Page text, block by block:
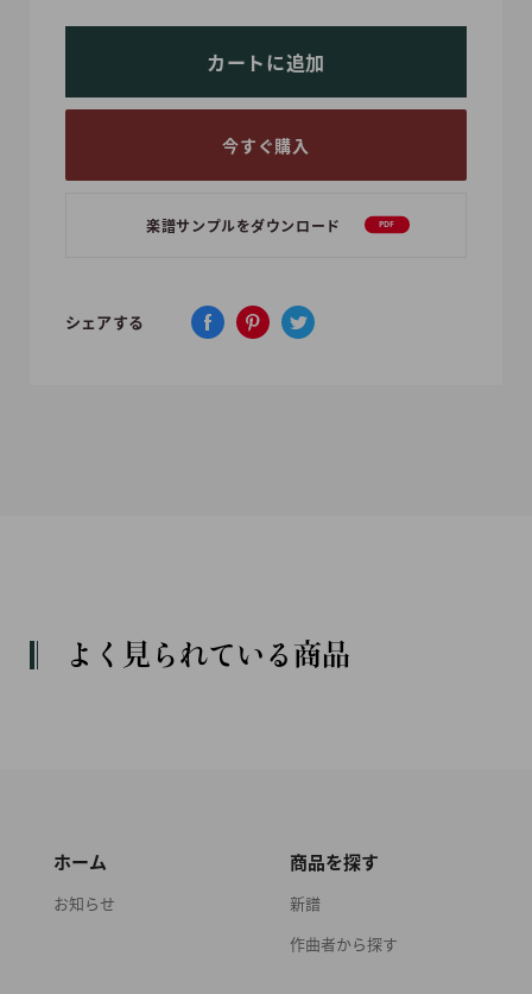
カートに追加
今すぐ購入
楽譜サンプルをダウンロード PDF
シェアする
よく見られている商品
ホーム
お知らせ
商品を探す
新譜
作曲者から探す